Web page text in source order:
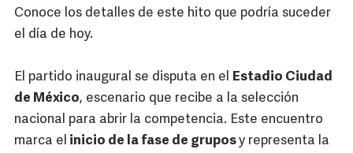
Conoce los detalles de este hito que podría suceder
el día de hoy.
El partido inaugural se disputa en el Estadio Ciudad
de México, escenario que recibe a la selección
nacional para abrir la competencia. Este encuentro
marca el inicio de la fase de gruposy representa la